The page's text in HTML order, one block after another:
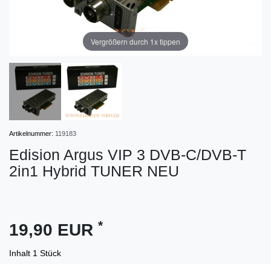
Vergrößern durch 1x tippen
Artikelnummer: 119183
Edision Argus VIP 3 DVB-C/DVB-T
2in1 Hybrid TUNER NEU
19,90 EUR *
Inhalt 1 Stück